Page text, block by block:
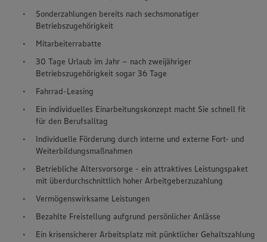
Sonderzahlungen bereits nach sechsmonatiger
Betriebszugehörigkeit
Mitarbeiterrabatte
30 Tage Urlaub im Jahr – nach zweijähriger
Betriebszugehörigkeit sogar 36 Tage
Fahrrad-Leasing
Ein individuelles Einarbeitungskonzept macht Sie schnell fit
für den Berufsalltag
Individuelle Förderung durch interne und externe Fort- und
Weiterbildungsmaßnahmen
Betriebliche Altersvorsorge - ein attraktives Leistungspaket
mit überdurchschnittlich hoher Arbeitgeberzuzahlung
Vermögenswirksame Leistungen
Bezahlte Freistellung aufgrund persönlicher Anlässe
Ein krisensicherer Arbeitsplatz mit pünktlicher Gehaltszahlung